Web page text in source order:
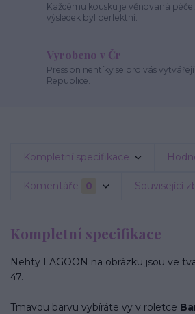
Každému kousku je věnovaná
výsledek byl perfektní.
Vyrobeno v Čr
Press on nehtíky se pro vás vytvářejí
Republice.
Kompletní specifikace
Komentáře 0 Související
Kompletní specifikace
Nehty LAGOON na obrázku jsou ve
47.
Tmavou barvu vybíráte vy v roletce